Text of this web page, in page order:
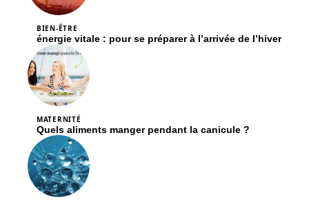
BIEN-ÊTRE
énergie vitale : pour se préparer à l’arrivée de l’hiver
MATERNITÉ
Quels aliments manger pendant la canicule ?